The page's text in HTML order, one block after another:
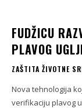
FUDŽICU
PLAVOG
ZAŠTITA ŽIVOTNE
Nova tehnologija
verifikaciju plavog